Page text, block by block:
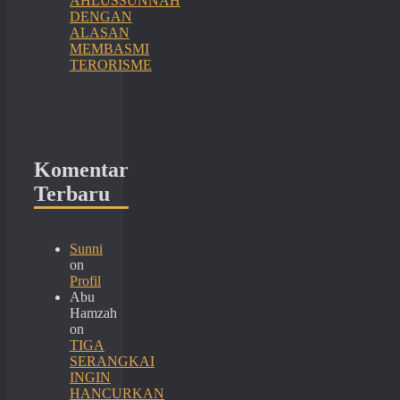
DENGAN
ALASAN
MEMBASMI
TERORISME
Komentar
Terbaru
Sunni
on
Profil
Abu
Hamzah
on
TIGA
SERANGKAI
INGIN
HANCURKAN